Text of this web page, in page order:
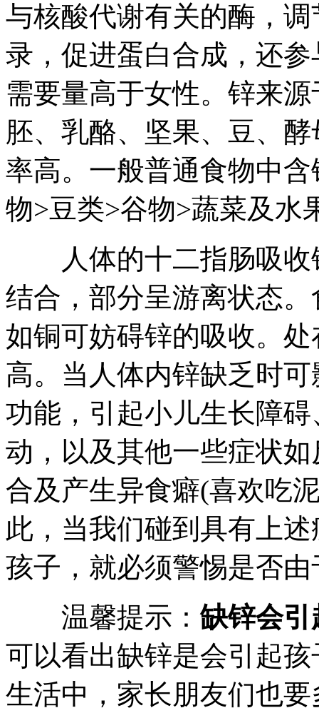
与核酸代谢有关的酶，
录，促进蛋白合成，还
需要量高于女性。锌来
胚、乳酪、坚果、豆、
率高。一般普通食物中
物>豆类>谷物>蔬菜及水
人体的十二指肠吸收
结合，部分呈游离状态
如铜可妨碍锌的吸收。
高。当人体内锌缺乏时
功能，引起小儿生长障
动，以及其他一些症状
合及产生异食癖(喜欢吃
此，当我们碰到具有上
孩子，就必须警惕是否
温馨提示：缺锌会
可以看出缺锌是会引起
生活中，家长朋友们也